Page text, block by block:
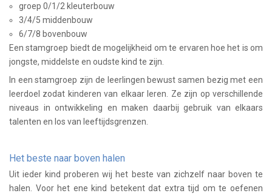
groep 0/1/2 kleuterbouw
3/4/5 middenbouw
6/7/8 bovenbouw
Een stamgroep biedt de mogelijkheid om te ervaren hoe het is om
jongste, middelste en oudste kind te zijn.
In een stamgroep zijn de leerlingen bewust samen bezig met een
leerdoel zodat kinderen van elkaar leren. Ze zijn op verschillende
niveaus in ontwikkeling en maken daarbij gebruik van elkaars
talenten en los van leeftijdsgrenzen.
Het beste naar boven halen
Uit ieder kind proberen wij het beste van zichzelf naar boven te
halen. Voor het ene kind betekent dat extra tijd om te oefenen